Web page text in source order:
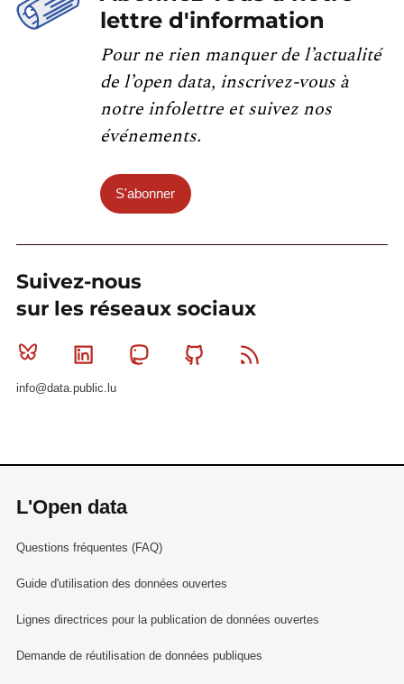
lettre d'information
Pour ne rien manquer de l’actualité
de l’open data, inscrivez-vous à
notre infolettre et suivez nos
événements.
S'abonner
Suivez-nous
sur les réseaux sociaux
Bluesky Linkedin MastodonGithub
info@data.public.lu
L'Open data
Questions fréquentes (FAQ)
Guide d'utilisation des données ouvertes
Lignes directrices pour la publication de données ouvertes
Demande de réutilisation de données publiques